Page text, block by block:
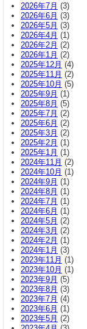
2026年7月 (3)
2026年6月 (3)
2026年5月 (3)
2026年4月 (1)
2026年2月 (2)
2026年1月 (2)
2025年12月 (4)
2025年11月 (2)
2025年10月 (5)
2025年9月 (1)
2025年8月 (5)
2025年7月 (2)
2025年6月 (2)
2025年3月 (2)
2025年2月 (1)
2025年1月 (1)
2024年11月 (2)
2024年10月 (1)
2024年9月 (1)
2024年8月 (1)
2024年7月 (1)
2024年6月 (1)
2024年5月 (2)
2024年3月 (2)
2024年2月 (1)
2024年1月 (3)
2023年11月 (1)
2023年10月 (1)
2023年9月 (5)
2023年8月 (3)
2023年7月 (4)
2023年6月 (1)
2023年5月 (2)